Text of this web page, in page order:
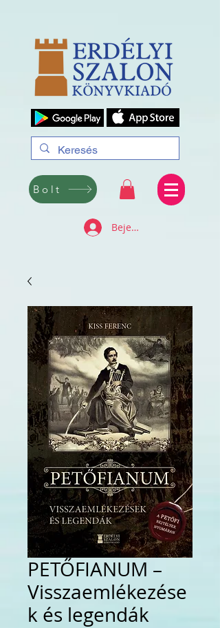
Bolt
Bejelentkezés
PETŐFIANUM –
Visszaemlékezése
k és legendák